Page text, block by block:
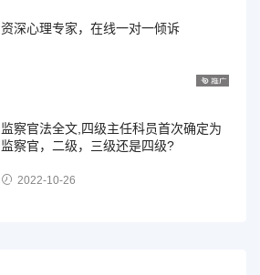
资深心理专家，在线一对一倾诉
监察官法全文,四级主任科员首次确定为
监察官，二级，三级还是四级?
2022-10-26